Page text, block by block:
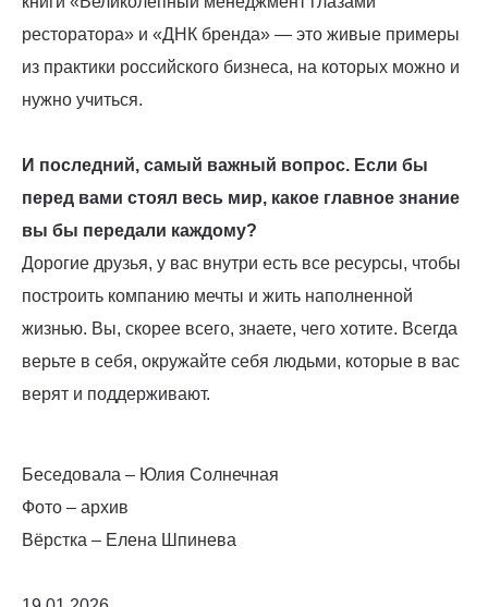
ресторатора» и «ДНК бренда» — это живые примеры
из практики российского бизнеса, на которых можно и
нужно учиться.
И последний, самый важный вопрос. Если бы
перед вами стоял весь мир, какое главное знание
вы бы передали каждому?
Дорогие друзья, у вас внутри есть все ресурсы, чтобы
построить компанию мечты и жить наполненной
жизнью. Вы, скорее всего, знаете, чего хотите. Всегда
верьте в себя, окружайте себя людьми, которые в вас
верят и поддерживают.
Беседовала – Юлия Солнечная
Фото – архив
Вёрстка – Елена Шпинева